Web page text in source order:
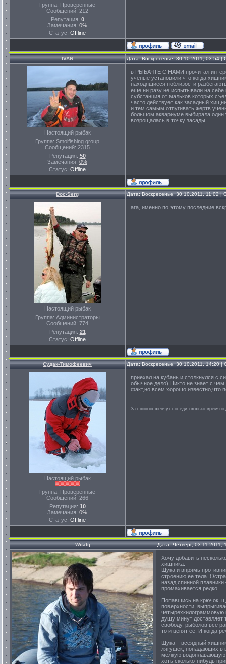
Группа: Проверенные
Сообщений: 212
Репутация: 0
Замечания: 0%
Статус: Offline
IVAN Дата: Воскресенье, 30.10.2011, 03:54
Настоящий рыбак
Группа: Smolfishing group
Сообщений: 2315
Репутация: 50
Замечания: 0%
Статус: Offline
в РЫБАЧТЕ С НАМИ прочитал
ученые установили что когда
находящиеся поблизости
еще ни разу не испытывали на себе
субстанция от мальков которых
часто действует как засадный
и тем самым отпугивать
большом аквариуме выбирала один
возрощалась в точку засады.
Doc-Serg Дата: Воскресенье, 30.10.2011, 11:02
Настоящий рыбак
Группа: Администраторы
Сообщений: 774
Репутация: 21
Статус: Offline
ага, именно по этому последние
Судак-Тимофеевич Дата: Воскресенье, 30.10.2011, 14:20
Настоящий рыбак
Группа: Проверенные
Сообщений: 266
Репутация: 10
Замечания: 0%
Статус: Offline
приехал на кубань и столкнулся с
обычное дело).Никто не знает с
факт,но всем хорошо известно,что
За спиною шепчут соседи,сколько время
Witalij Дата: Четверг,
Хочу добавить
хищника.
Щука и впрямь
строению ее тела.
назад спинной
промахивается редко.
Попавшись на крючок,
поверхности,
четырехкилограммовую
душу минут доставляет
свободу, рыболов все
то и ценят ее. И когда
Щука – всеядный
лягушек, попадающих в
мелкую водоплавающую
хоть сколько-нибудь